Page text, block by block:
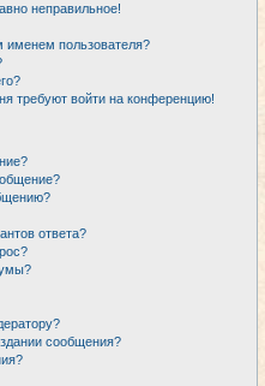
неправильное!
именем пользователя?
требуют войти на конференцию!
ответа?
сообщения?